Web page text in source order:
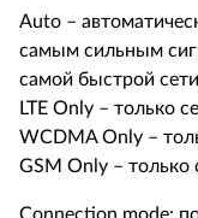
Auto –
самым сильным
самой быстрой
LTE Only – только
WCDMA Only –
GSM Only – только